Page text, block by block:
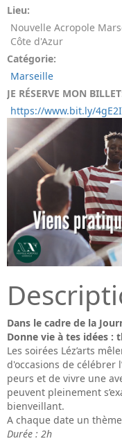
Lieu:
Nouvelle Acropole
Côte d'Azur
Catégorie:
Marseille
JE RÉSERVE MON
https://www.bit.ly/
Dans le cadre de la
Donne vie à tes idées :
Les soirées Léz’arts
d'occasions de célébrer
peurs et de vivre une
peuvent pleinement
bienveillant.
A chaque date un
Durée : 2h